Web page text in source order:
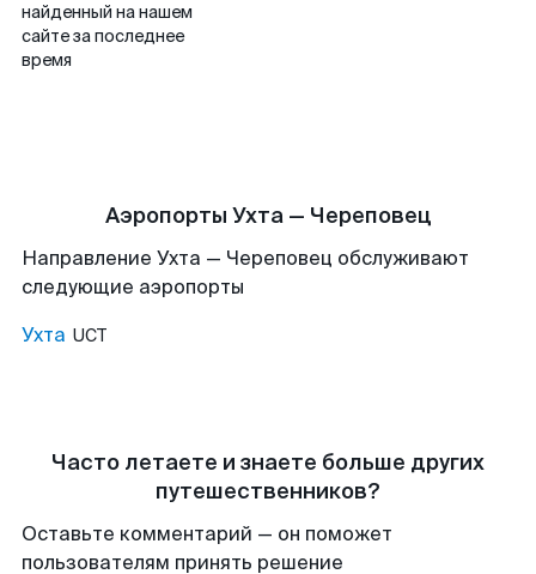
найденный на нашем
сайте за последнее
время
Аэропорты Ухта — Череповец
Направление Ухта — Череповец обслуживают
следующие аэропорты
Ухта UCT
Часто летаете и знаете больше других
путешественников?
Оставьте комментарий — он поможет
пользователям принять решение